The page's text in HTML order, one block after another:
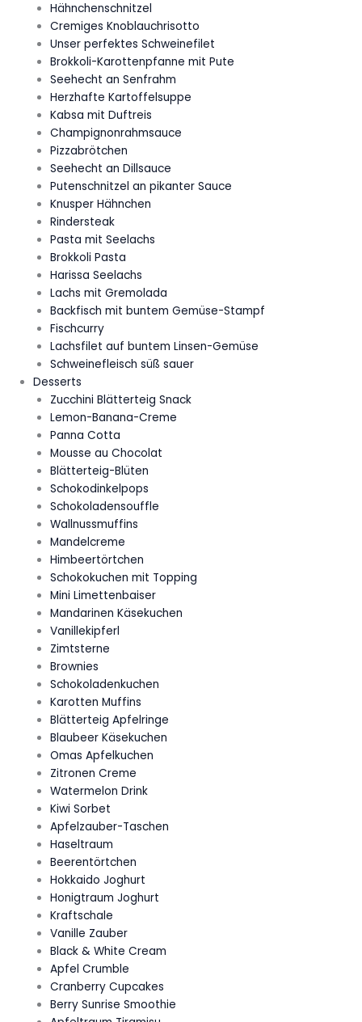
Hähnchenschnitzel
Cremiges Knoblauchrisotto
Unser perfektes Schweinefilet
Brokkoli-Karottenpfanne mit Pute
Seehecht an Senfrahm
Herzhafte Kartoffelsuppe
Kabsa mit Duftreis
Champignonrahmsauce
Pizzabrötchen
Seehecht an Dillsauce
Putenschnitzel an pikanter Sauce
Knusper Hähnchen
Rindersteak
Pasta mit Seelachs
Brokkoli Pasta
Harissa Seelachs
Lachs mit Gremolada
Backfisch mit buntem Gemüse-Stampf
Fischcurry
Lachsfilet auf buntem Linsen-Gemüse
Schweinefleisch süß sauer
Desserts
Zucchini Blätterteig Snack
Lemon-Banana-Creme
Panna Cotta
Mousse au Chocolat
Blätterteig-Blüten
Schokodinkelpops
Schokoladensouffle
Wallnussmuffins
Mandelcreme
Himbeertörtchen
Schokokuchen mit Topping
Mini Limettenbaiser
Mandarinen Käsekuchen
Vanillekipferl
Zimtsterne
Brownies
Schokoladenkuchen
Karotten Muffins
Blätterteig Apfelringe
Blaubeer Käsekuchen
Omas Apfelkuchen
Zitronen Creme
Watermelon Drink
Kiwi Sorbet
Apfelzauber-Taschen
Haseltraum
Beerentörtchen
Hokkaido Joghurt
Honigtraum Joghurt
Kraftschale
Vanille Zauber
Black & White Cream
Apfel Crumble
Cranberry Cupcakes
Berry Sunrise Smoothie